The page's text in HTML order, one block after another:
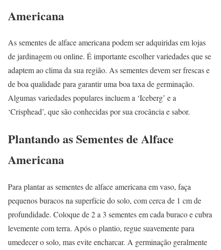
Americana
As sementes de alface americana podem ser adquiridas em lojas
de jardinagem ou online. É importante escolher variedades que se
adaptem ao clima da sua região. As sementes devem ser frescas e
de boa qualidade para garantir uma boa taxa de germinação.
Algumas variedades populares incluem a ‘Iceberg’ e a
‘Crisphead’, que são conhecidas por sua crocância e sabor.
Plantando as Sementes de Alface
Americana
Para plantar as sementes de alface americana em vaso, faça
pequenos buracos na superfície do solo, com cerca de 1 cm de
profundidade. Coloque de 2 a 3 sementes em cada buraco e cubra
levemente com terra. Após o plantio, regue suavemente para
umedecer o solo, mas evite encharcar. A germinação geralmente